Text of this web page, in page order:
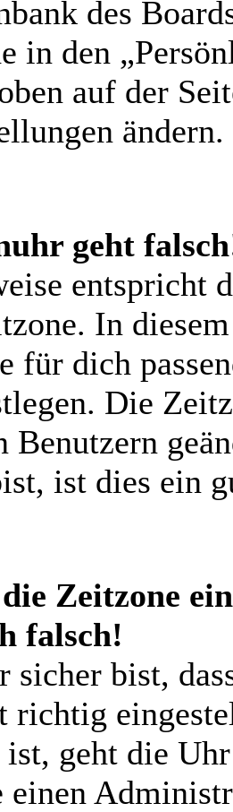
des
in den
auf der
ändern.
geht
entspricht
In
für dich
Die
Benutzern
ist dies ein
Zeitzone
falsch!
sicher bist,
richtig
geht die